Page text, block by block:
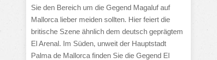
Sie den Bereich um die Gegend Magaluf auf
Mallorca lieber meiden sollten. Hier feiert die
britische Szene ähnlich dem deutsch geprägtem
El Arenal. Im Süden, unweit der Hauptstadt
Palma de Mallorca finden Sie die Gegend El